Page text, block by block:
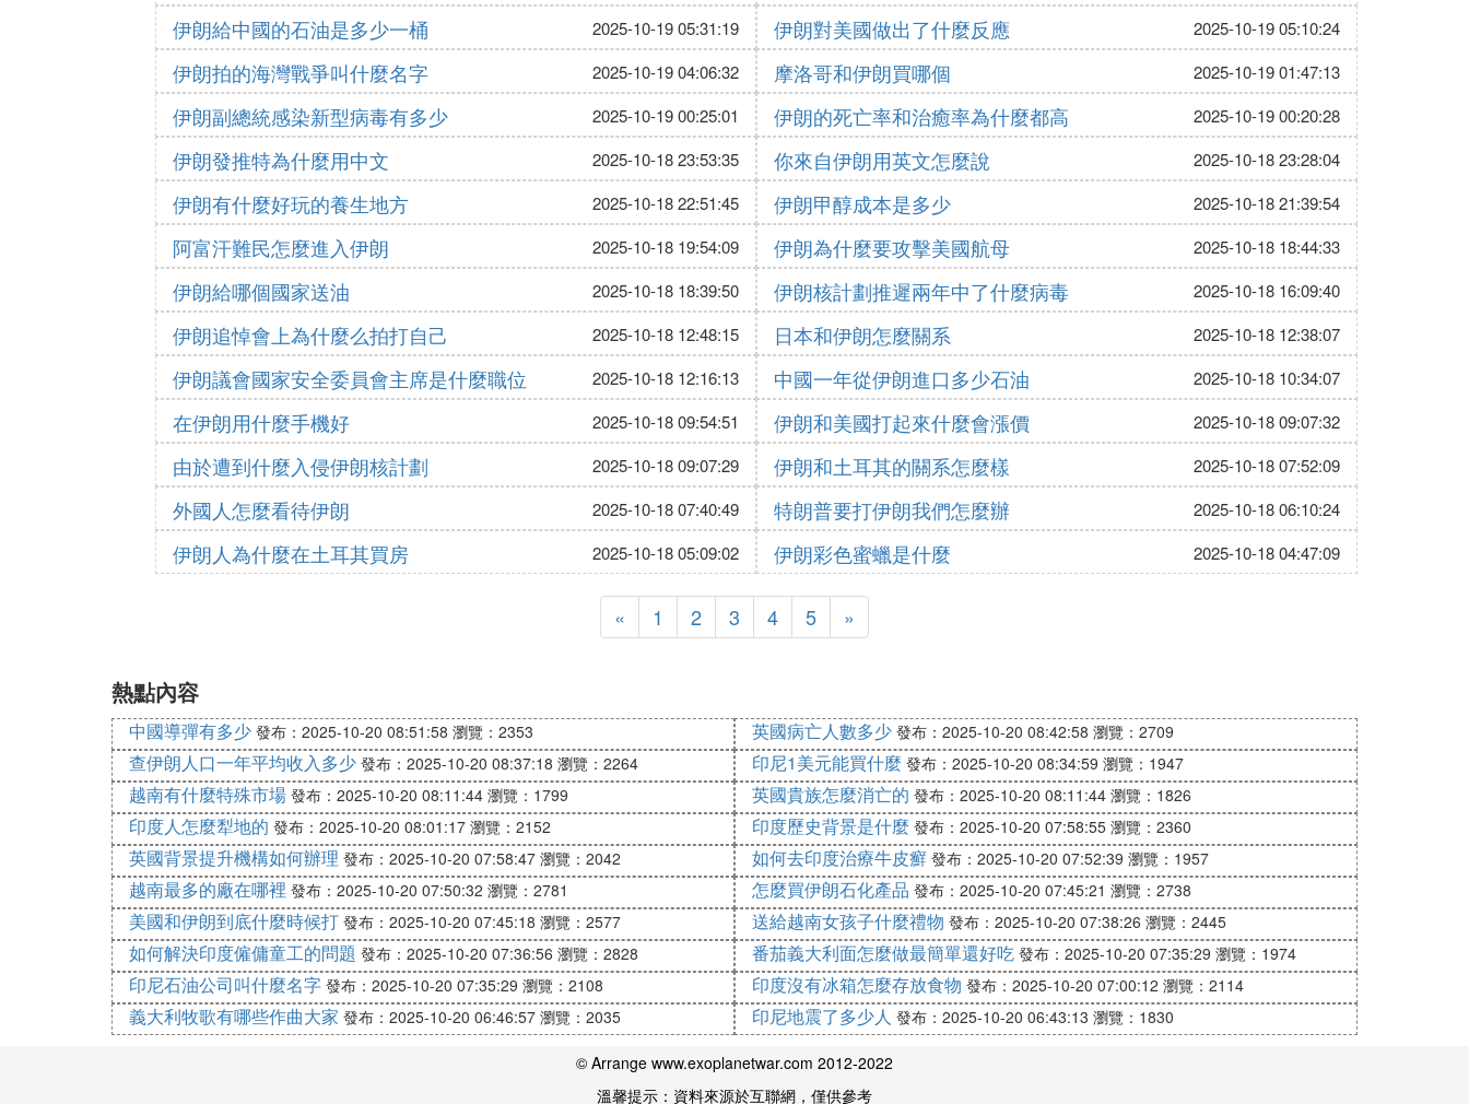
伊朗給中國的石油是多少一桶 2025-10-19 05:31:19 伊朗對美國做出了什麼反應 2025-10-19 05:10:24
伊朗拍的海灣戰爭叫什麼名字 2025-10-19 04:06:32 摩洛哥和伊朗買哪個 2025-10-19 01:47:13
伊朗副總統感染新型病毒有多少 2025-10-19 00:25:01 伊朗的死亡率和治癒率為什麼都高 2025-10-19 00:20:28
伊朗發推特為什麼用中文 2025-10-18 23:53:35 你來自伊朗用英文怎麼說 2025-10-18 23:28:04
伊朗有什麼好玩的養生地方 2025-10-18 22:51:45 伊朗甲醇成本是多少 2025-10-18 21:39:54
阿富汗難民怎麼進入伊朗 2025-10-18 19:54:09 伊朗為什麼要攻擊美國航母 2025-10-18 18:44:33
伊朗給哪個國家送油 2025-10-18 18:39:50 伊朗核計劃推遲兩年中了什麼病毒 2025-10-18 16:09:40
伊朗追悼會上為什麼么拍打自己 2025-10-18 12:48:15 日本和伊朗怎麼關系 2025-10-18 12:38:07
伊朗議會國家安全委員會主席是什麼職位 2025-10-18 12:16:13 中國一年從伊朗進口多少石油 2025-10-18 10:34:07
在伊朗用什麼手機好 2025-10-18 09:54:51 伊朗和美國打起來什麼會漲價 2025-10-18 09:07:32
由於遭到什麼入侵伊朗核計劃 2025-10-18 09:07:29 伊朗和土耳其的關系怎麼樣 2025-10-18 07:52:09
外國人怎麼看待伊朗 2025-10-18 07:40:49 特朗普要打伊朗我們怎麼辦 2025-10-18 06:10:24
伊朗人為什麼在土耳其買房 2025-10-18 05:09:02 伊朗彩色蜜蠟是什麼 2025-10-18 04:47:09
« 1 2 3 4 5 »
熱點內容
中國導彈有多少 發布：2025-10-20 08:51:58 瀏覽：2353 英國病亡人數多少 發布：2025-10-20 08:42:58 瀏覽：2709
查伊朗人口一年平均收入多少 發布：2025-10-20 08:37:18 瀏覽：2264 印尼1美元能買什麼 發布：2025-10-20 08:34:59 瀏覽：1947
越南有什麼特殊市場 發布：2025-10-20 08:11:44 瀏覽：1799 英國貴族怎麼消亡的 發布：2025-10-20 08:11:44 瀏覽：1826
印度人怎麼犁地的 發布：2025-10-20 08:01:17 瀏覽：2152 印度歷史背景是什麼 發布：2025-10-20 07:58:55 瀏覽：2360
英國背景提升機構如何辦理 發布：2025-10-20 07:58:47 瀏覽：2042 如何去印度治療牛皮癬 發布：2025-10-20 07:52:39 瀏覽：1957
越南最多的廠在哪裡 發布：2025-10-20 07:50:32 瀏覽：2781 怎麼買伊朗石化產品 發布：2025-10-20 07:45:21 瀏覽：2738
美國和伊朗到底什麼時候打 發布：2025-10-20 07:45:18 瀏覽：2577 送給越南女孩子什麼禮物 發布：2025-10-20 07:38:26 瀏覽：2445
如何解決印度僱傭童工的問題 發布：2025-10-20 07:36:56 瀏覽：2828 番茄義大利面怎麼做最簡單還好吃 發布：2025-10-20 07:35:29 瀏覽：1974
印尼石油公司叫什麼名字 發布：2025-10-20 07:35:29 瀏覽：2108 印度沒有冰箱怎麼存放食物 發布：2025-10-20 07:00:12 瀏覽：2114
義大利牧歌有哪些作曲大家 發布：2025-10-20 06:46:57 瀏覽：2035 印尼地震了多少人 發布：2025-10-20 06:43:13 瀏覽：1830
© Arrange www.exoplanetwar.com 2012-2022
溫馨提示：資料來源於互聯網，僅供參考